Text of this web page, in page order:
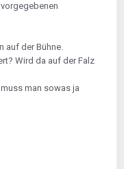
auf der Bühne.
Wird da auf der Falz
man sowas ja